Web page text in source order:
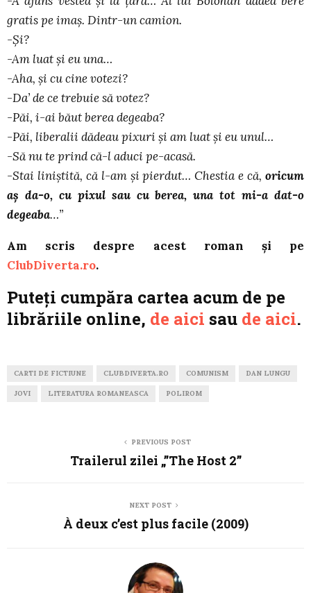
gratis pe imaş. Dintr-un camion.
-Şi?
-Am luat şi eu una…
-Aha, şi cu cine votezi?
-Da’ de ce trebuie să votez?
-Păi, i-ai băut berea degeaba?
-Păi, liberalii dădeau pixuri şi am luat şi eu unul…
-Să nu te prind că-l aduci pe-acasă.
-Stai liniştită, că l-am şi pierdut… Chestia e că, oricum
aş da-o, cu pixul sau cu berea, una tot mi-a dat-o
degeaba…”
Am scris despre acest roman şi pe
ClubDiverta.ro.
Puteţi cumpăra cartea acum de pe
librăriile online, de aici sau de aici.
CARTI DE FICTIUNE CLUBDIVERTA.RO COMUNISM DAN LUNGU
JOVI LITERATURA ROMANEASCA POLIROM
PREVIOUS POST
Trailerul zilei „”The Host 2”
NEXT POST
À deux c’est plus facile (2009)